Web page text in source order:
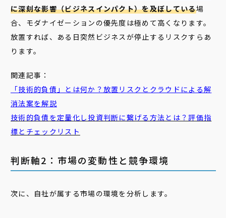
に深刻な影響（ビジネスインパクト）を及ぼしている場
合、モダナイゼーションの優先度は極めて高くなります。
放置すれば、ある日突然ビジネスが停止するリスクすらあ
ります。
関連記事：
「技術的負債 」とは何か？放置リスクとクラウドによる解
消法案を解説
技術的負債 を定量化し投資判断に繋げる方法とは？評価指
標とチェックリスト
判断軸2：市場の変動性と競争環境
次に、自社が属する市場の環境を分析します。